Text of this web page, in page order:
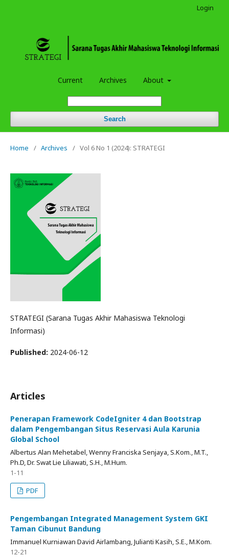
Current Archives About
Search
Login
Home / Archives / Vol 6 No 1 (2024): STRATEGI
STRATEGI (Sarana Tugas Akhir Mahasiswa Teknologi
Informasi)
Published: 2024-06-12
Articles
Penerapan Framework CodeIgniter 4 dan Bootstrap
dalam Pengembangan Situs Reservasi Aula Karunia
Global School
Albertus Alan Mehetabel, Wenny Franciska Senjaya, S.Kom., M.T.,
Ph.D, Dr. Swat Lie Liliawati, S.H., M.Hum.
1-11
PDF
Pengembangan Integrated Management System GKI
Taman Cibunut Bandung
Immanuel Kurniawan David Airlambang, Julianti Kasih, S.E., M.Kom.
12-21